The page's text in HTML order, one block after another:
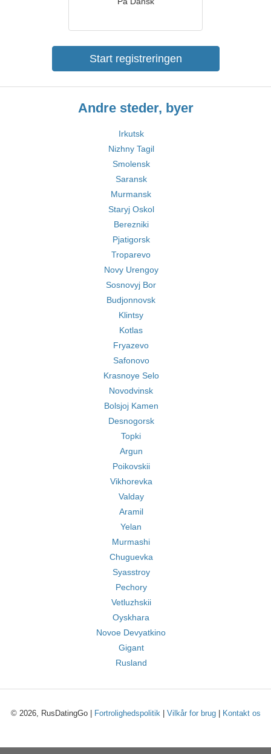
Start registreringen
Andre steder, byer
Irkutsk
Nizhny Tagil
Smolensk
Saransk
Murmansk
Staryj Oskol
Berezniki
Pjatigorsk
Troparevo
Novy Urengoy
Sosnovyj Bor
Budjonnovsk
Klintsy
Kotlas
Fryazevo
Safonovo
Krasnoye Selo
Novodvinsk
Bolsjoj Kamen
Desnogorsk
Topki
Argun
Poikovskii
Vikhorevka
Valday
Aramil
Yelan
Murmashi
Chuguevka
Syasstroy
Pechory
Vetluzhskii
Oyskhara
Novoe Devyatkino
Gigant
Rusland
© 2026, RusDatingGo | Fortrolighedspolitik| Vilkår for brug| Kontakt os